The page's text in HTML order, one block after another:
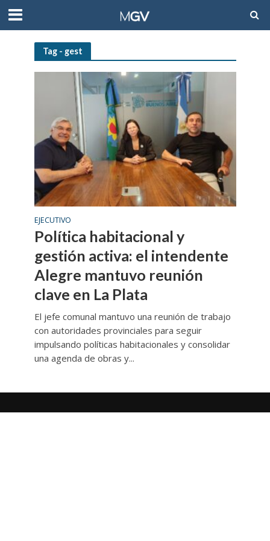
Tag - gest
EJECUTIVO
Política habitacional y
gestión activa: el intendente
Alegre mantuvo reunión
clave en La Plata
El jefe comunal mantuvo una reunión de trabajo
con autoridades provinciales para seguir
impulsando políticas habitacionales y consolidar
una agenda de obras y...